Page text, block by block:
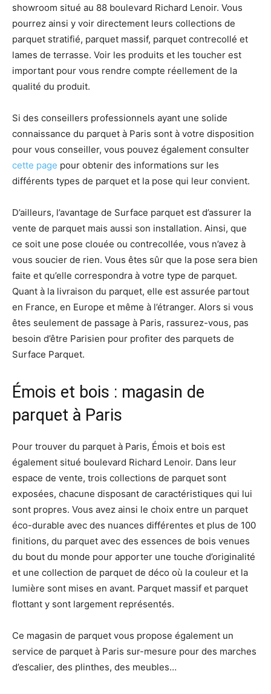
showroom situé au 88 boulevard Richard Lenoir. Vous
pourrez ainsi y voir directement leurs collections de
parquet stratifié, parquet massif, parquet contrecollé et
lames de terrasse. Voir les produits et les toucher est
important pour vous rendre compte réellement de la
qualité du produit.
Si des conseillers professionnels ayant une solide
connaissance du parquet à Paris sont à votre disposition
pour vous conseiller, vous pouvez également consulter
cette page pour obtenir des informations sur les
différents types de parquet et la pose qui leur convient.
D’ailleurs, l’avantage de Surface parquet est d’assurer la
vente de parquet mais aussi son installation. Ainsi, que
ce soit une pose clouée ou contrecollée, vous n’avez à
vous soucier de rien. Vous êtes sûr que la pose sera bien
faite et qu’elle correspondra à votre type de parquet.
Quant à la livraison du parquet, elle est assurée partout
en France, en Europe et même à l’étranger. Alors si vous
êtes seulement de passage à Paris, rassurez-vous, pas
besoin d’être Parisien pour profiter des parquets de
Surface Parquet.
Émois et bois : magasin de
parquet à Paris
Pour trouver du parquet à Paris, Émois et bois est
également situé boulevard Richard Lenoir. Dans leur
espace de vente, trois collections de parquet sont
exposées, chacune disposant de caractéristiques qui lui
sont propres. Vous avez ainsi le choix entre un parquet
éco-durable avec des nuances différentes et plus de 100
finitions, du parquet avec des essences de bois venues
du bout du monde pour apporter une touche d’originalité
et une collection de parquet de déco où la couleur et la
lumière sont mises en avant. Parquet massif et parquet
flottant y sont largement représentés.
Ce magasin de parquet vous propose également un
service de parquet à Paris sur-mesure pour des marches
d’escalier, des plinthes, des meubles…